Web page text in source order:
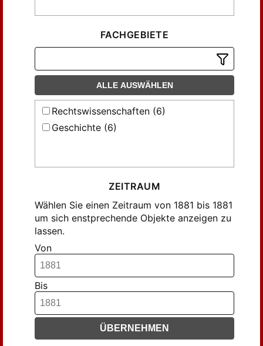
FACHGEBIETE
ALLE AUSWÄHLEN
Rechtswissenschaften (6)
Geschichte (6)
ZEITRAUM
Wählen Sie einen Zeitraum von 1881 bis 1881
um sich enstprechende Objekte anzeigen zu
lassen.
Von
Bis
ÜBERNEHMEN